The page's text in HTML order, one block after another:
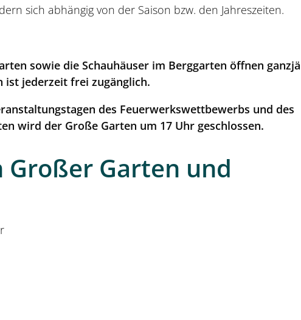
Kleines Fest im
Veranstaltungen
sich abhängig von der Saison bzw. den Jahreszeiten.
sowie die Schauhäuser im Berggarten öffnen
ist jederzeit frei zugänglich.
des Feuerwerkswettbewerbs und des
wird der Große Garten um 17 Uhr geschlossen.
Großer Garten und